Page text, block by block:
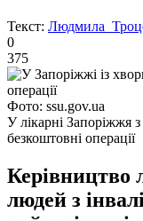
Текст: Людмила
0
375
Фото: ssu.gov.ua
У лікарні Запоріжжя
безкоштовні операції
Керівництво
людей з